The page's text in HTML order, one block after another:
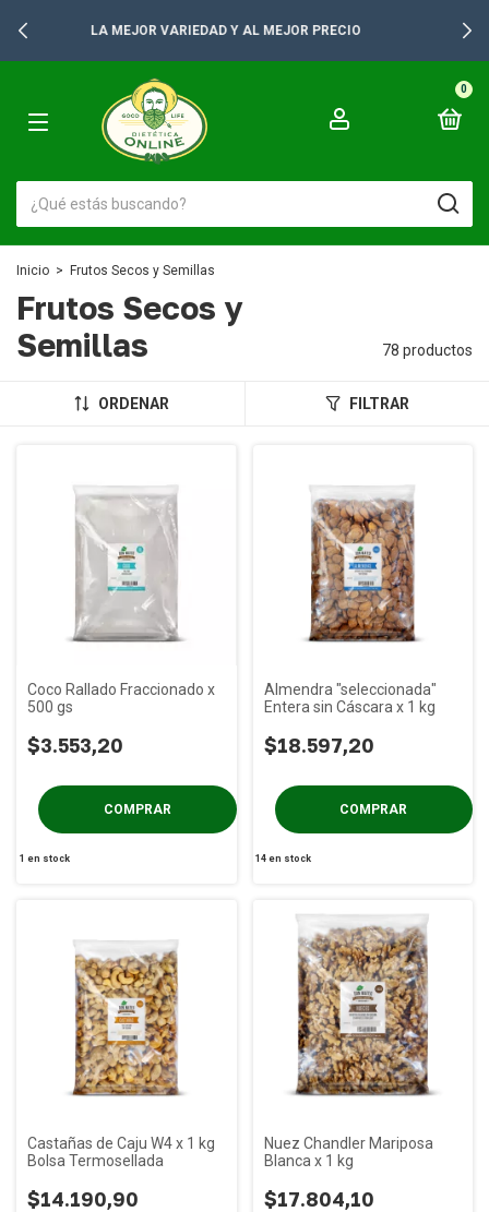
+2500 PRODUCTOS PARA TUS GONDOLAS
0
Inicio > Frutos Secos y Semillas
Frutos Secos y
Semillas
78 productos
ORDENAR FILTRAR
Coco Rallado Fraccionado x
500 gs
$3.553,20
1 en stock
Almendra "seleccionada"
Entera sin Cáscara x 1 kg
$18.597,20
14 en stock
Castañas de Caju W4 x 1 kg
Bolsa Termosellada
$14.190,90
Nuez Chandler Mariposa
Blanca x 1 kg
$17.804,10